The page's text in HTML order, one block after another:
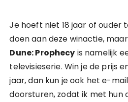
Je hoeft niet 18 jaar of ouder
doen aan deze winactie,
Dune: Prophecy is namelijk
televisieserie. Win je de prijs
jaar, dan kun je ook het e-
doorsturen, zodat ik met hun